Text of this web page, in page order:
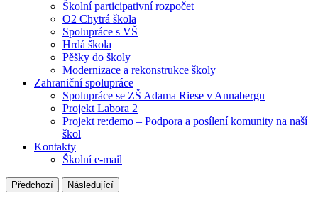
Školní participativní rozpočet
O2 Chytrá škola
Spolupráce s VŠ
Hrdá škola
Pěšky do školy
Modernizace a rekonstrukce školy
Zahraniční spolupráce
Spolupráce se ZŠ Adama Riese v Annabergu
Projekt Labora 2
Projekt re:demo – Podpora a posílení komunity na naší
škol
Kontakty
Školní e-mail
Předchozí Následující